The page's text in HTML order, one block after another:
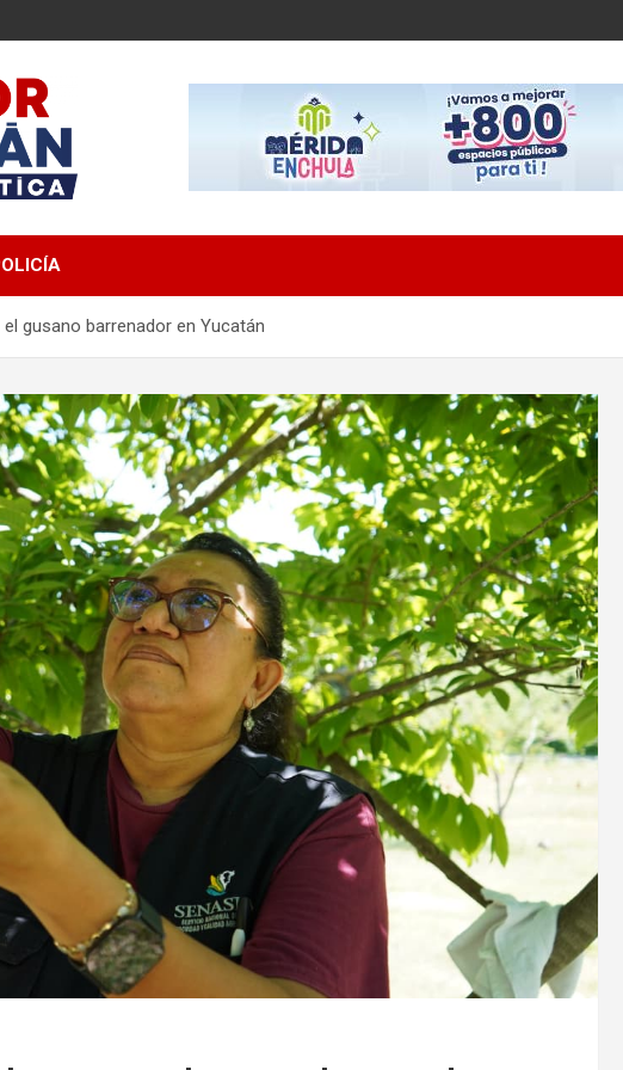
gusano barrenador en Yucatán